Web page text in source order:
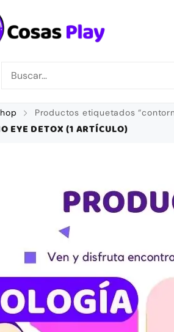
Productos etiquetados
EYE DETOX(1 ARTÍCULO)